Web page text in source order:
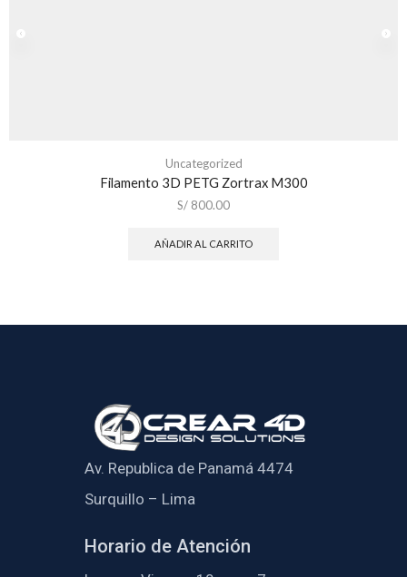
Uncategorized
Filamento 3D PETG Zortrax M300
S/ 800.00
AÑADIR AL CARRITO
Av. Republica de Panamá 4474
Surquillo – Lima
Horario de Atención